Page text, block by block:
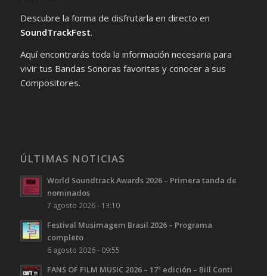
Descubre la forma de disfrutarla en directo en
SoundTrackFest.
Aquí encontrarás toda la información necesaria para
vivir tus Bandas Sonoras favoritas y conocer a sus
Compositores.
ÚLTIMAS NOTICIAS
World Soundtrack Awards 2026 – Primera tanda de
nominados
7 agosto 2026 - 13:10
Festival Musimagem Brasil 2026 – Programa
completo
6 agosto 2026 - 09:55
FANS OF FILM MUSIC 2026 – 17ª edición – Bill Conti